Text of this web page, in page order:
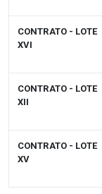
CONTRATO - LOTE
XVI
CONTRATO - LOTE
XII
CONTRATO - LOTE
XV